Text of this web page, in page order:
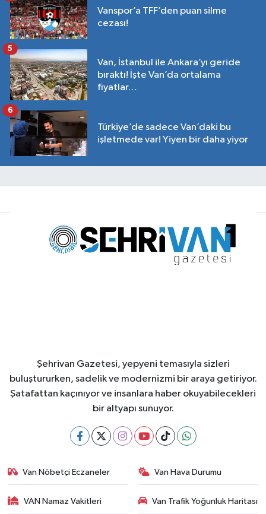
Vanspor’a TFF’den puan silme
cezası!
Van, İstanbul ile Ankara’yı geride
bıraktı! İşte Van’da ortalama
fiyatlar…
5
Türkiye’de sadece Van’daki bu
işletmede var! Yiyen bir daha yiyor
6
Şehrivan Gazetesi, yepyeni temasıyla sizleri
buluştururken, sadelik ve modernizmi bir araya getiriyor.
Şatafattan kaçınıyor ve insanlara haber okuyabilecekleri
bir altyapı sunuyor.
Van Nöbetçi Eczaneler Van Hava Durumu
VAN Namaz Vakitleri Van Trafik Yoğunluk Haritası